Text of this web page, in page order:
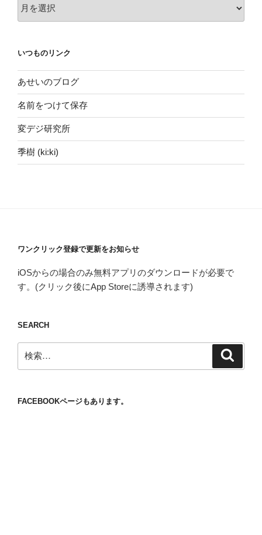
ー
ヴ
いつものリンク
あせいのブログ
名前をつけて保存
変デジ研究所
季樹 (ki:ki)
ワンクリック登録で更新をお知らせ
iOSからの場合のみ無料アプリのダウンロードが必要で
す。(クリック後にApp Storeに誘導されます)
SEARCH
索:
FACEBOOKページもあります。